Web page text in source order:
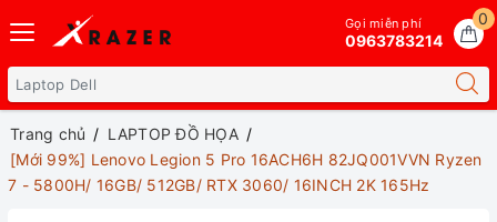
0
Gọi miễn phí
0963783214
Trang chủ
LAPTOP ĐỒ HỌA
[Mới 99%] Lenovo Legion 5 Pro 16ACH6H 82JQ001VVN Ryzen
7 - 5800H/ 16GB/ 512GB/ RTX 3060/ 16INCH 2K 165Hz